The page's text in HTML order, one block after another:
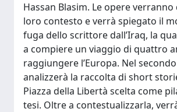
Hassan Blasim. Le opere verranno
loro contesto e verrà spiegato il
fuga dello scrittore dall’Iraq, la
a compiere un viaggio di quattro
raggiungere l’Europa. Nel
analizzerà la raccolta di short
Piazza della Libertà scelta come
tesi. Oltre a contestualizzarla,